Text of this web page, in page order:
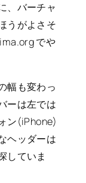
、バーチャ
うがよさそ
でや
幅も変わっ
ーは左では
ン(iPhone)
ヘッダーは
していま